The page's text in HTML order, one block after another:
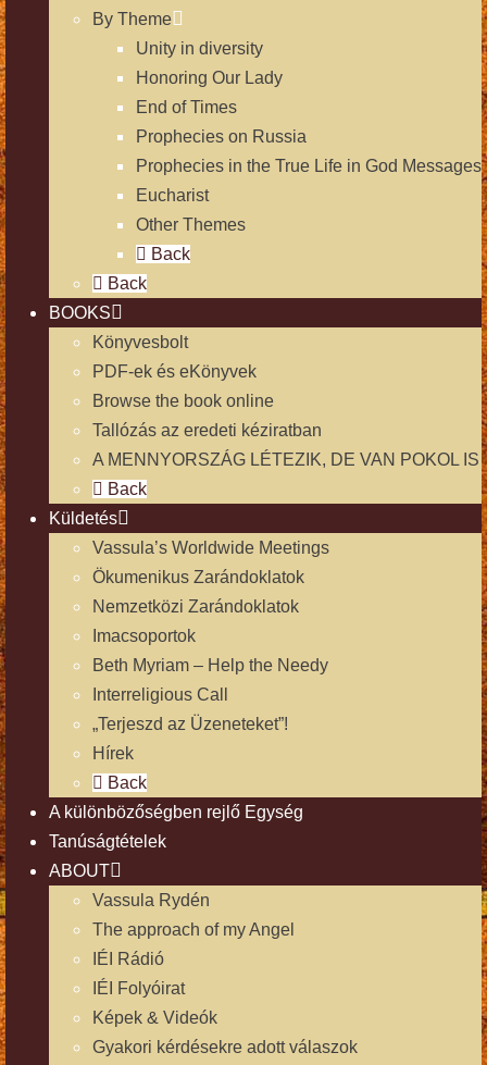
By Theme
Unity in diversity
Honoring Our Lady
End of Times
Prophecies on Russia
Prophecies in the True Life in God Messages
Eucharist
Other Themes
Back
Back
BOOKS
Könyvesbolt
PDF-ek és eKönyvek
Browse the book online
Tallózás az eredeti kéziratban
A MENNYORSZÁG LÉTEZIK, DE VAN POKOL IS
Back
Küldetés
Vassula’s Worldwide Meetings
Ökumenikus Zarándoklatok
Nemzetközi Zarándoklatok
Imacsoportok
Beth Myriam – Help the Needy
Interreligious Call
„Terjeszd az Üzeneteket”!
Hírek
Back
A különbözőségben rejlő Egység
Tanúságtételek
ABOUT
Vassula Rydén
The approach of my Angel
IÉI Rádió
IÉI Folyóirat
Képek & Videók
Gyakori kérdésekre adott válaszok